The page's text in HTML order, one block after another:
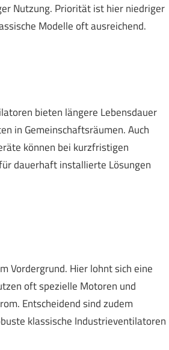
Nutzung. Priorität ist hier niedriger
Modelle oft ausreichend.
bieten längere Lebensdauer
in Gemeinschaftsräumen. Auch
können bei kurzfristigen
dauerhaft installierte Lösungen
Vordergrund. Hier lohnt sich eine
oft spezielle Motoren und
Entscheidend sind zudem
klassische Industrieventilatoren